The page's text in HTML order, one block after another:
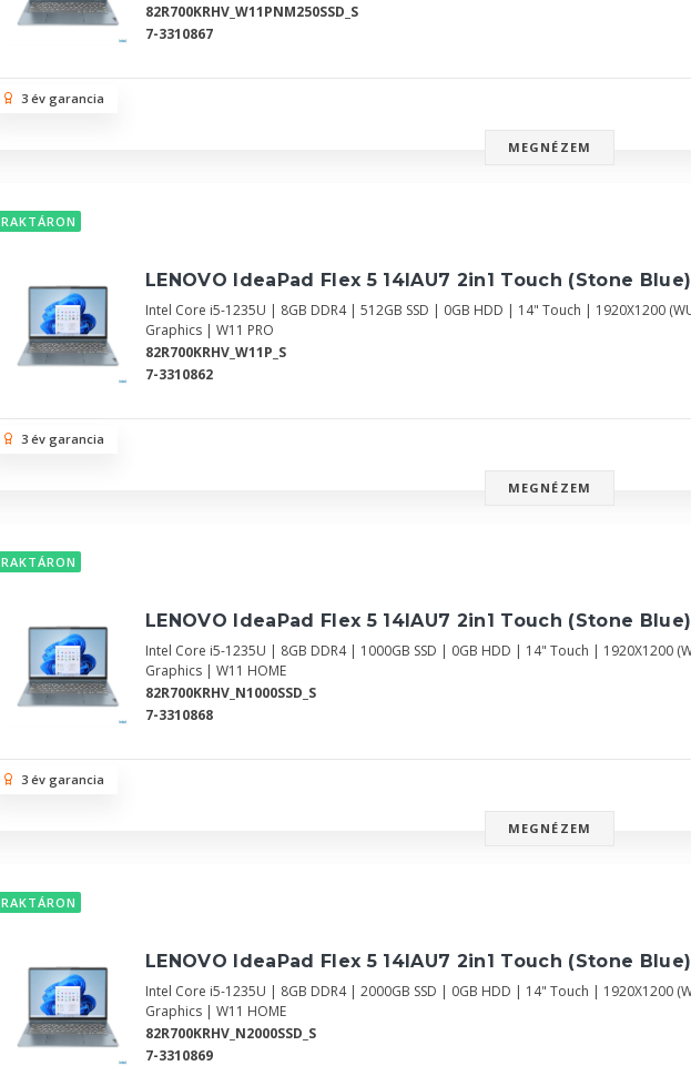
82R700KRHV_W11PNM250SSD_S
7-3310867
3 év garancia
MEGNÉZEM
RAKTÁRON
LENOVO IdeaPad Flex 5 14IAU7 2in1 Touch (Stone
Intel Core i5-1235U | 8GB DDR4 | 512GB SSD | 0GB HDD | 14" Touch | 1920X1200
Graphics | W11 PRO
82R700KRHV_W11P_S
7-3310862
3 év garancia
MEGNÉZEM
RAKTÁRON
LENOVO IdeaPad Flex 5 14IAU7 2in1 Touch (Stone
Intel Core i5-1235U | 8GB DDR4 | 1000GB SSD | 0GB HDD | 14" Touch | 1920X1200
Graphics | W11 HOME
82R700KRHV_N1000SSD_S
7-3310868
3 év garancia
MEGNÉZEM
RAKTÁRON
LENOVO IdeaPad Flex 5 14IAU7 2in1 Touch (Stone
Intel Core i5-1235U | 8GB DDR4 | 2000GB SSD | 0GB HDD | 14" Touch | 1920X1200
Graphics | W11 HOME
82R700KRHV_N2000SSD_S
7-3310869